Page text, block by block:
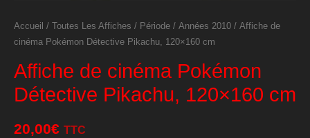
Accueil / Toutes Les Affiches / Période / Années 2010 / Affiche de
cinéma Pokémon Détective Pikachu, 120×160 cm
Affiche de cinéma Pokémon
Détective Pikachu, 120×160 cm
20,00€ TTC